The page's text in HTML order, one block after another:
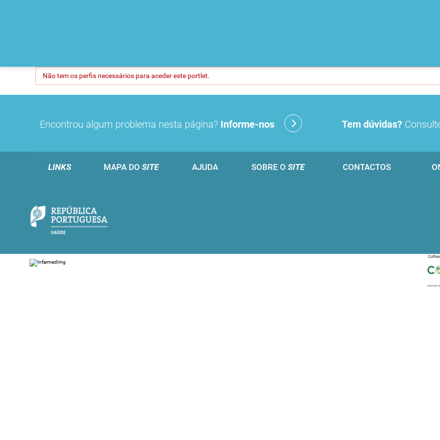
Não tem os perfis necessários para aceder este portlet.
Encontrou algum problema nesta página? Informe-nos Tem dúvidas?
LINKS MAPA DO SITE AJUDA SOBRE O SITE CONTACTOS